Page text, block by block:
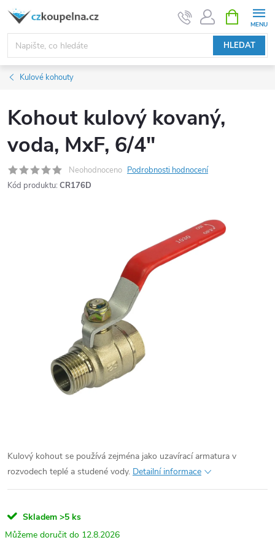
Přejít
obsah
HLEDAT
NÁKUPNÍ
KOŠÍK
Kulové kohouty
Kohout kulový kovaný,
voda, MxF, 6/4"
Neohodnoceno Podrobnosti hodnocení
Kód produktu: CR176D
Kulový kohout se používá zejména jako uzavírací armatura v
rozvodech teplé a studené vody. Detailní informace
Skladem >5 ks
12.8.2026